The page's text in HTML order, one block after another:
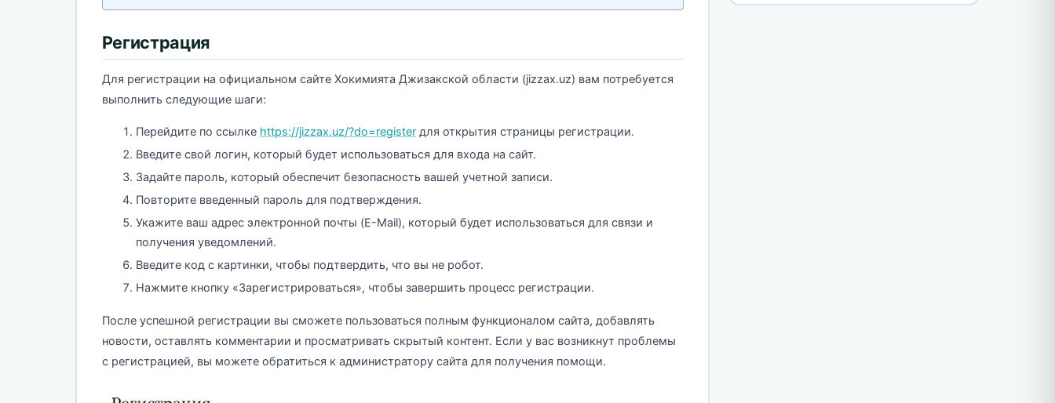
Регистрация
Для регистрации на официальном сайте Хокимията Джизакской области (jizzax.uz) вам потребуется
выполнить следующие шаги:
Перейдите по ссылке https://jizzax.uz/?do=register для открытия страницы регистрации.
Введите свой логин, который будет использоваться для входа на сайт.
Задайте пароль, который обеспечит безопасность вашей учетной записи.
Повторите введенный пароль для подтверждения.
Укажите ваш адрес электронной почты (E-Mail), который будет использоваться для связи и
получения уведомлений.
Введите код с картинки, чтобы подтвердить, что вы не робот.
Нажмите кнопку «Зарегистрироваться», чтобы завершить процесс регистрации.
После успешной регистрации вы сможете пользоваться полным функционалом сайта, добавлять
новости, оставлять комментарии и просматривать скрытый контент. Если у вас возникнут проблемы
с регистрацией, вы можете обратиться к администратору сайта для получения помощи.